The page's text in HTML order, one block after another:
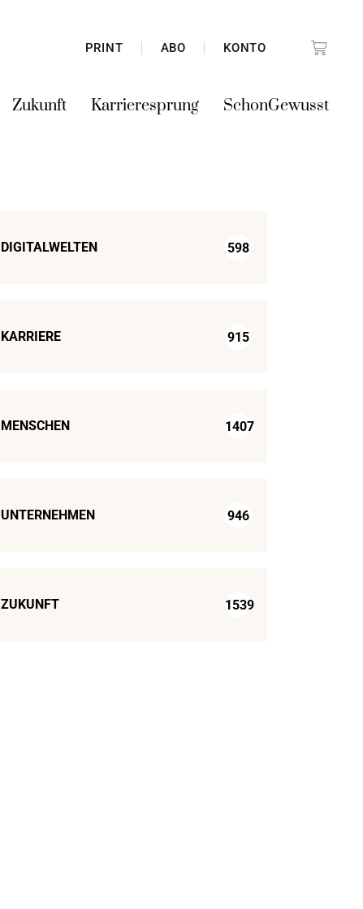
PRINT ABO KONTO
Zukunft Karrieresprung SchonGewusst
DIGITALWELTEN 598
KARRIERE 915
MENSCHEN 1407
UNTERNEHMEN 946
ZUKUNFT 1539